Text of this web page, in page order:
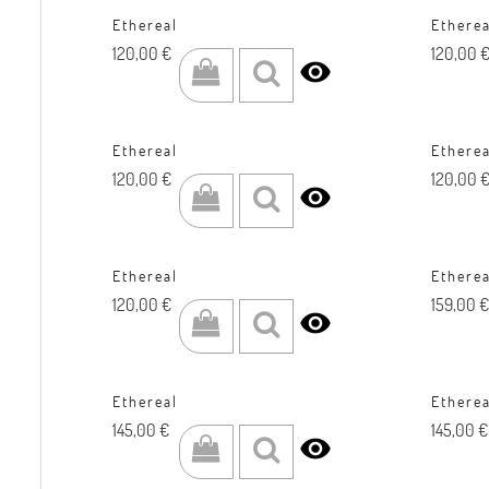
Ethereal
Prezzo
120,00 €

Prezzo
120,00 €
Ethereal
Prezzo
120,00 €

Prezzo
120,00 €
Ethereal
Prezzo
120,00 €

Prezzo
159,00 €
Ethereal
Prezzo
145,00 €

Prezzo
145,00 €